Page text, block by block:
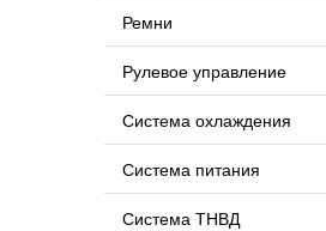
Ремни
Рулевое управление
Система охлаждения
Система питания
Система ТНВД